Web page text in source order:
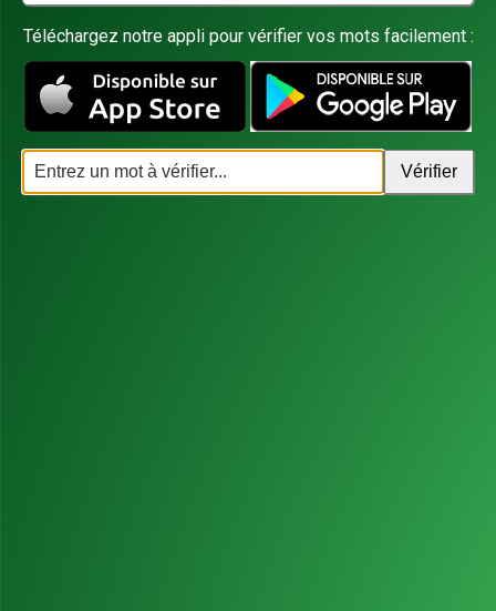
Téléchargez notre appli pour vérifier vos mots facilement :